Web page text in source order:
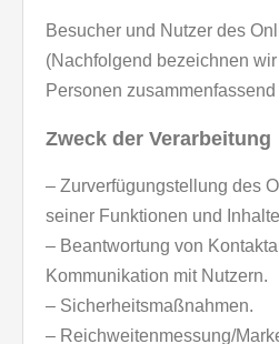
Besucher und Nutzer des
(Nachfolgend bezeichnen
Personen zusammenfassend
Zweck der Verarbeitung
– Zurverfügungstellung des
seiner Funktionen und
– Beantwortung von
Kommunikation mit Nutzern.
– Sicherheitsmaßnahmen.
– Reichweitenmessung/